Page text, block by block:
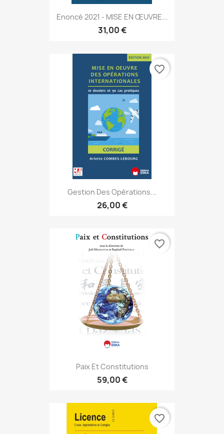
Enoncé 2021 - MISE EN ŒUVRE...
31,00 €
Gestion Des Opérations...
26,00 €
favorite_border
Paix Et Constitutions
59,00 €
favorite_border
favorite_border